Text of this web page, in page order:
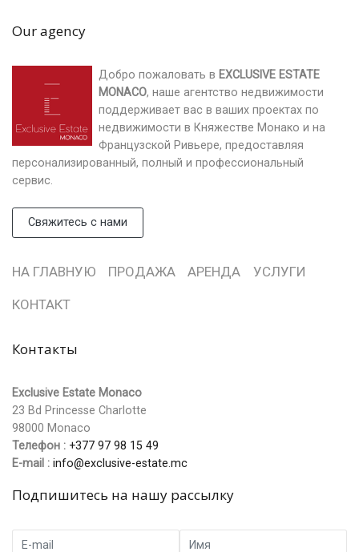
Our agency
Добро пожаловать в EXCLUSIVE ESTATE
MONACO, наше агентство недвижимости
поддерживает вас в ваших проектах по
недвижимости в Княжестве Монако и на
Французской Ривьере, предоставляя
персонализированный, полный и профессиональный
сервис.
Свяжитесь с нами
НА ГЛАВНУЮ ПРОДАЖА АРЕНДА УСЛУГИ
КОНТАКТ
Контакты
Exclusive Estate Monaco
23 Bd Princesse Charlotte
98000 Monaco
Телефон : +377 97 98 15 49
Е-mail : info@exclusive-estate.mc
Подпишитесь на нашу рассылку